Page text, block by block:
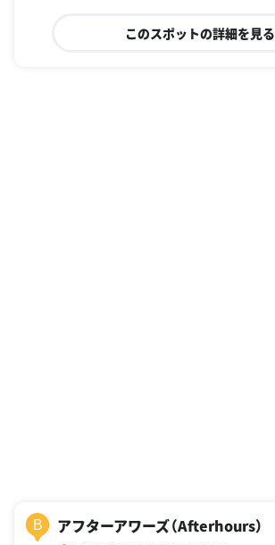
このスポットの詳細を見る
B アフターアワーズ（Afterhours）